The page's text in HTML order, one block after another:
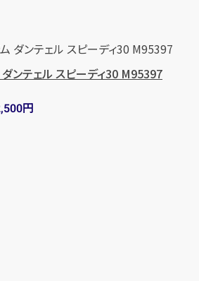
ダンテェル スピーディ30 M95397
円